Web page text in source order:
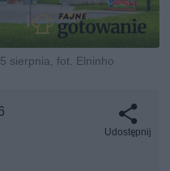
sierpnia, fot. Elninho
Udostępnij